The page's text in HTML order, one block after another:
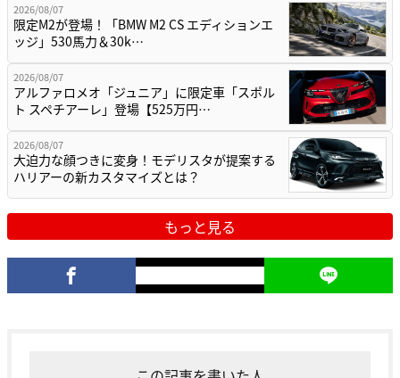
2026/08/07
限定M2が登場！「BMW M2 CS エディションエ
ッジ」530馬力＆30k…
2026/08/07
アルファロメオ「ジュニア」に限定車「スポル
ト スペチアーレ」登場【525万円…
2026/08/07
大迫力な顔つきに変身！モデリスタが提案する
ハリアーの新カスタマイズとは？
もっと見る